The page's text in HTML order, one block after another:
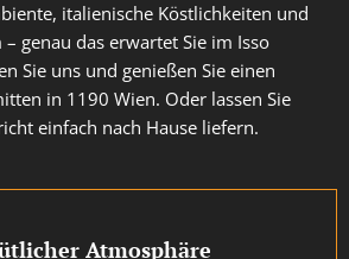
italienische Köstlichkeiten und
genau das erwartet Sie im Isso
Sie uns und genießen Sie einen
in 1190 Wien. Oder lassen Sie
einfach nach Hause liefern.
Atmosphäre